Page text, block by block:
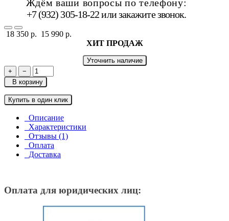
Ждём ваши вопросы по телефону:
+7 (932) 305-18-22 илизакажите звонок.
18 350 р. 15 990 р.
ХИТ ПРОДАЖ
Уточнить наличие
+
−
В корзину
Купить в один клик
Описание
Характеристики
Отзывы (1)
Оплата
Доставка
Оплата для юридических лиц: